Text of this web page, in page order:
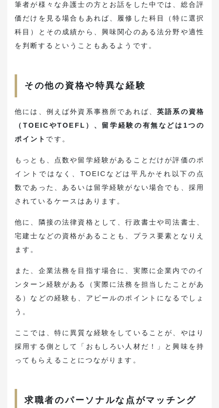
筆者が様々な弁護士の方とお話をした中では、総合評
価だけを見る場合もあれば、履修した科目（特に選択
科目）とその成績から、興味関心のある法分野や適性
を判断するということもあるようです。
その他の資格や特異な経験
他には、例えば外資系事務所であれば、英語系の資格
（TOEICやTOEFL）、留学経験の有無などは1つの
ポイント です。
もっとも、点数や留学経験があることだけが評価のポ
イントではなく、TOEICなどは平凡かそれ以下の点
数であった、あるいは留学経験がない場合でも、採用
されているケースはあります。
他に、隣接の法律資格として、行政書士や司法書士、
宅建士などの資格があることも、プラス要素となりえ
ます。
また、企業法務を目指す場合に、実際に企業内でのイ
ンターン経験がある（実際に法務を担当したことがあ
る）などの経験も、アピールのポイントになるでしょ
う。
ここでは、特に異質な経験をしていることが、やはり
採用する側として「おもしろい人材だ！」と興味を持
ってもらえることにつながります。
求職者のパーソナルな点がマッチング